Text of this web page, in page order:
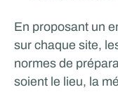
En proposant un
sur chaque site,
normes de
soient le lieu, la